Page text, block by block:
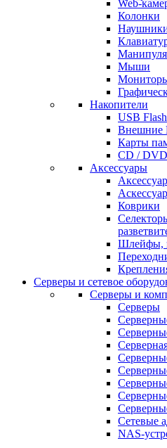
Web-
Колонки
Мыши
Накопители
USB
Внешние
Карты
CD /
Аксессуары
Коврики
Шлейфы,
Серверы и сетевое
Серверы и
Серверы
Сетевые
NAS-